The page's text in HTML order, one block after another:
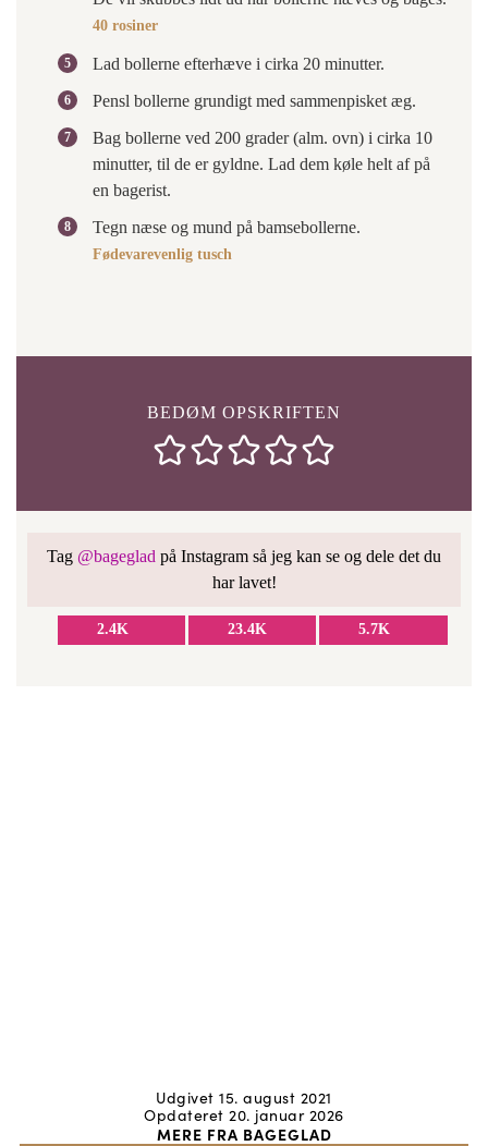
40 rosiner
Lad bollerne efterhæve i cirka 20 minutter.
Pensl bollerne grundigt med sammenpisket æg.
Bag bollerne ved 200 grader (alm. ovn) i cirka 10
minutter, til de er gyldne. Lad dem køle helt af på
en bagerist.
Tegn næse og mund på bamsebollerne.
Fødevarevenlig tusch
BEDØM OPSKRIFTEN
Tag @bageglad på Instagram så jeg kan se og dele det du
har lavet!
2.4K 23.4K 5.7K
Udgivet 15. august 2021
Opdateret 20. januar 2026
MERE FRA BAGEGLAD